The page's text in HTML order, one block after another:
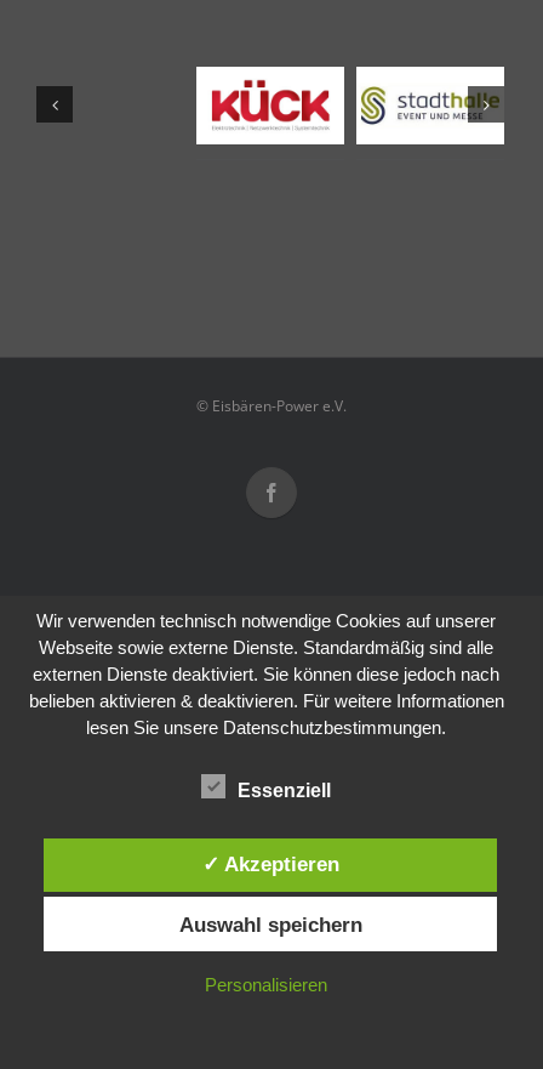
© Eisbären-Power e.V.
Wir verwenden technisch notwendige Cookies auf unserer
Webseite sowie externe Dienste. Standardmäßig sind alle
externen Dienste deaktiviert. Sie können diese jedoch nach
belieben aktivieren & deaktivieren. Für weitere Informationen
lesen Sie unsere Datenschutzbestimmungen.
Essenziell
✓ Akzeptieren
Auswahl speichern
Personalisieren